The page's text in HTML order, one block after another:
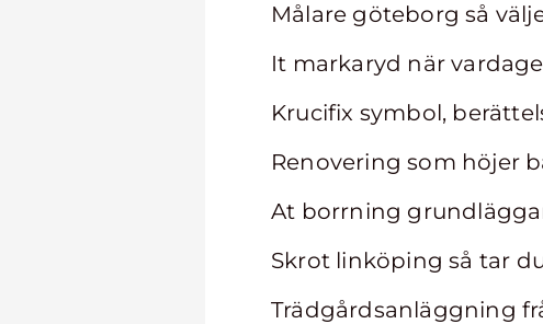
Målare göteborg så
It markaryd när
Krucifix symbol,
Renovering som höjer
At borrning
Skrot linköping så tar
Trädgårdsanläggning